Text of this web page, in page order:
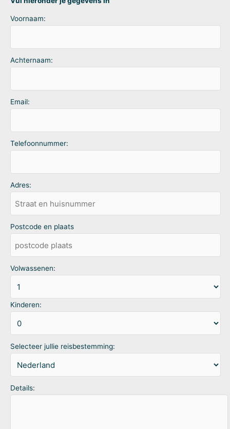
Voornaam:
Achternaam:
Email:
Telefoonnummer:
Adres:
Postcode en plaats
Volwassenen:
Kinderen:
Selecteer jullie reisbestemming:
Details: